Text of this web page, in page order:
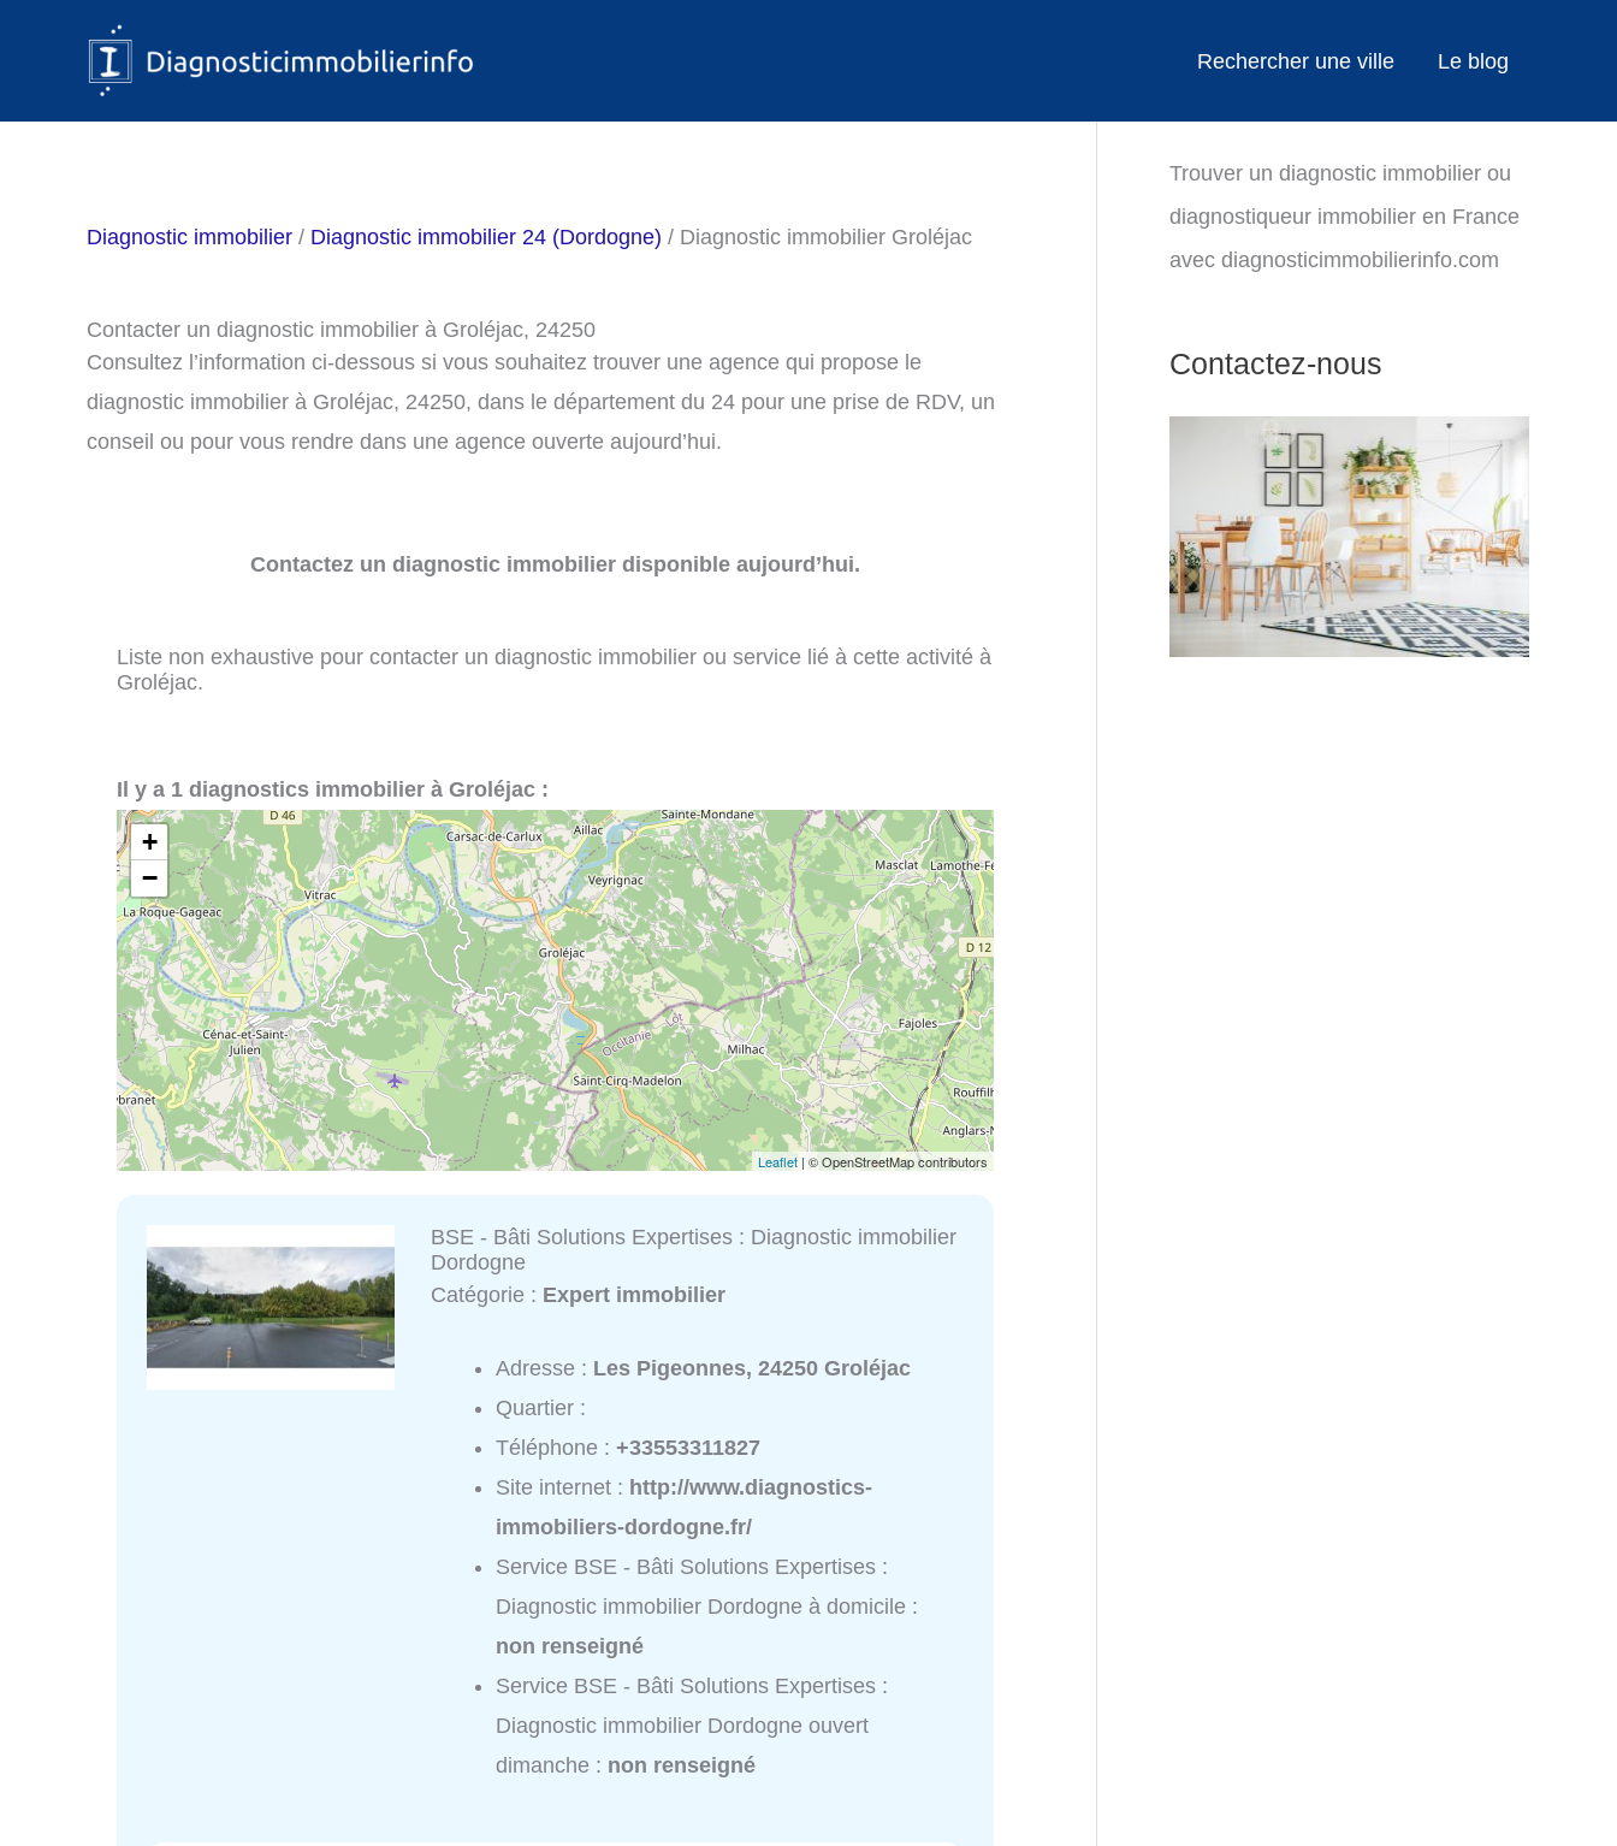
Rechercher une ville Le blog
Diagnostic immobilier / Diagnostic immobilier 24 (Dordogne) / Diagnostic immobilier Groléjac
Contacter un diagnostic immobilier à Groléjac, 24250
Consultez l’information ci-dessous si vous souhaitez trouver une agence qui propose le
diagnostic immobilier à Groléjac, 24250, dans le département du 24 pour une prise de RDV, un
conseil ou pour vous rendre dans une agence ouverte aujourd’hui.
Contactez un diagnostic immobilier disponible aujourd’hui.
Liste non exhaustive pour contacter un diagnostic immobilier ou service lié à cette activité à
Groléjac.
Il y a 1 diagnostics immobilier à Groléjac :
+
−
Leaflet | © OpenStreetMap contributors
BSE - Bâti Solutions Expertises : Diagnostic immobilier
Dordogne
Catégorie : Expert immobilier
Adresse : Les Pigeonnes, 24250 Groléjac
Quartier :
Téléphone :+33553311827
Site internet : http://www.diagnostics-
immobiliers-dordogne.fr/
Service BSE - Bâti Solutions Expertises :
Diagnostic immobilier Dordogne à domicile :
non renseigné
Service BSE - Bâti Solutions Expertises :
Diagnostic immobilier Dordogne ouvert
dimanche : non renseigné
Trouver un diagnostic immobilier ou
diagnostiqueur immobilier en France
avec diagnosticimmobilierinfo.com
Contactez-nous